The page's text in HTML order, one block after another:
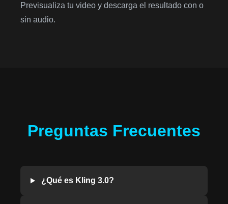
Previsualiza tu video y descarga el resultado con o
sin audio.
Preguntas Frecuentes
¿Qué es Kling 3.0?